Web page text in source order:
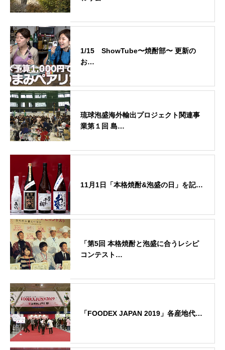
1/15 ShowTube〜焼酎部〜 更新の
お…
琉球泡盛海外輸出プロジェクト関連事
業第１回 島…
11月1日「本格焼酎&泡盛の日」を記…
「第5回 本格焼酎と泡盛に合うレシピ
コンテスト…
「FOODEX JAPAN 2019」各産地代…